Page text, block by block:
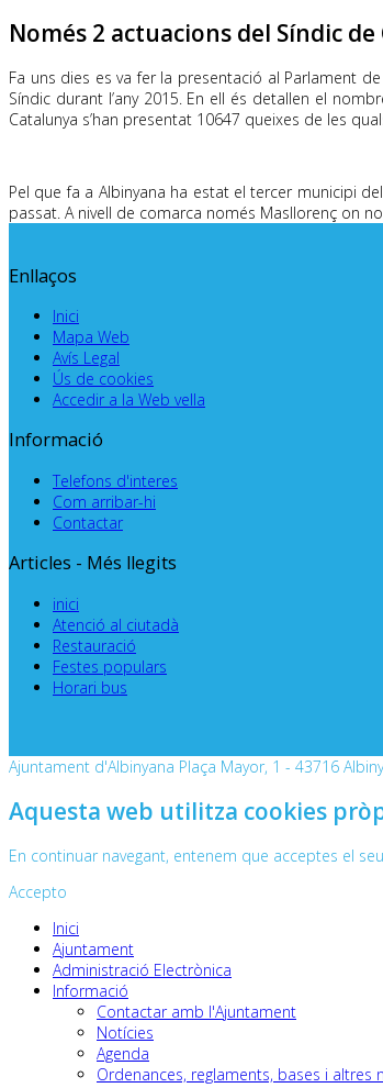
Només 2 actuacions del Síndic
Fa uns dies es va fer la presentació al Parlament
Síndic durant l’any 2015. En ell és detallen el
Catalunya s’han presentat 10647 queixes de les
Pel que fa a Albinyana ha estat el tercer municipi
passat. A nivell de comarca només Masllorenç on
Enllaços
Inici
Mapa Web
Avís Legal
Ús de cookies
Accedir a la Web vella
Informació
Telefons d'interes
Com arribar-hi
Contactar
Articles - Més llegits
inici
Atenció al ciutadà
Restauració
Festes populars
Horari bus
Ajuntament d'Albinyana Plaça Mayor, 1 - 43716
Aquesta web utilitza cookies
En continuar navegant, entenem que acceptes el
Accepto
Inici
Ajuntament
Administració Electrònica
Informació
Contactar amb l'Ajuntament
Notícies
Agenda
Ordenances, reglaments, bases i altres